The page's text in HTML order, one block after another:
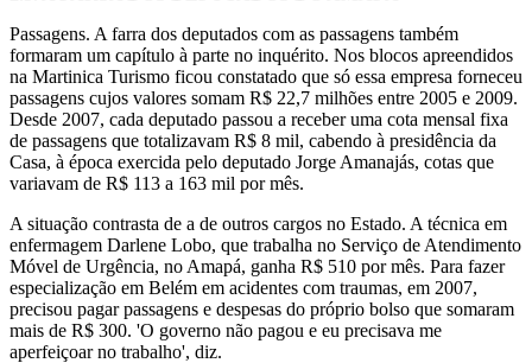
Passagens. A farra dos deputados com as passagens também
formaram um capítulo à parte no inquérito. Nos blocos apreendidos
na Martinica Turismo ficou constatado que só essa empresa forneceu
passagens cujos valores somam R$ 22,7 milhões entre 2005 e 2009.
Desde 2007, cada deputado passou a receber uma cota mensal fixa
de passagens que totalizavam R$ 8 mil, cabendo à presidência da
Casa, à época exercida pelo deputado Jorge Amanajás, cotas que
variavam de R$ 113 a 163 mil por mês.
A situação contrasta de a de outros cargos no Estado. A técnica em
enfermagem Darlene Lobo, que trabalha no Serviço de Atendimento
Móvel de Urgência, no Amapá, ganha R$ 510 por mês. Para fazer
especialização em Belém em acidentes com traumas, em 2007,
precisou pagar passagens e despesas do próprio bolso que somaram
mais de R$ 300. 'O governo não pagou e eu precisava me
aperfeiçoar no trabalho', diz.